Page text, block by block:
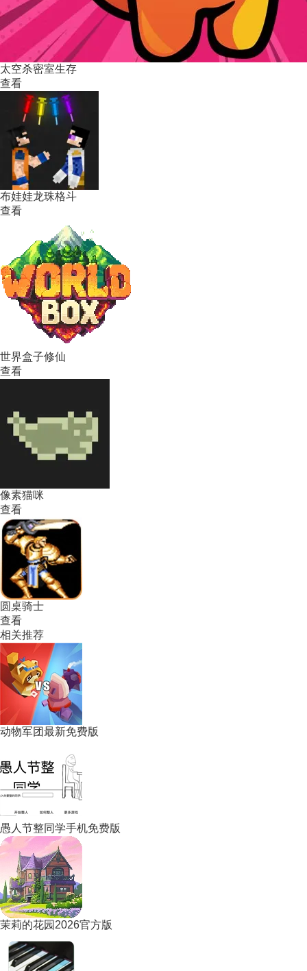
太空杀密室生存
查看
布娃娃龙珠格斗
查看
世界盒子修仙
查看
像素猫咪
查看
圆桌骑士
查看
相关推荐
动物军团最新免费版
愚人节整同学手机免费版
茉莉的花园2026官方版